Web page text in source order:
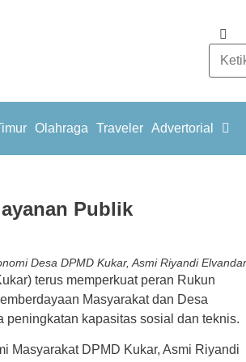
Olahraga Traveler Advertorial
Publik
Desa DPMD Kukar, Asmi Riyandi
terus memperkuat peran Rukun
Masyarakat dan Desa
peningkatan kapasitas sosial dan teknis.
Masyarakat DPMD Kukar, Asmi Riyandi